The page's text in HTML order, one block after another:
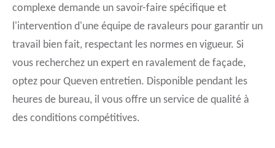
complexe demande un savoir-faire spécifique et
l'intervention d'une équipe de ravaleurs pour garantir un
travail bien fait, respectant les normes en vigueur. Si
vous recherchez un expert en ravalement de façade,
optez pour Queven entretien. Disponible pendant les
heures de bureau, il vous offre un service de qualité à
des conditions compétitives.